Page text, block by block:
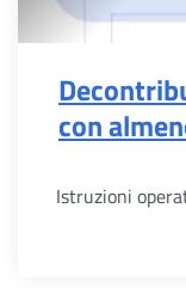
con
Istruzioni